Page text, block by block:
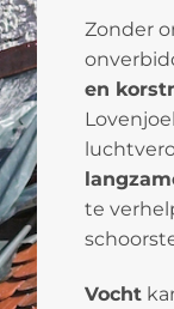
Zonder
en
te
Vocht